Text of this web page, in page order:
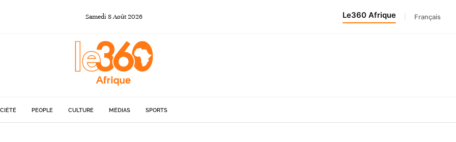
Samedi 8Août2026 Le360 Afrique Français
PEOPLE CULTURE MÉDIAS SPORTS